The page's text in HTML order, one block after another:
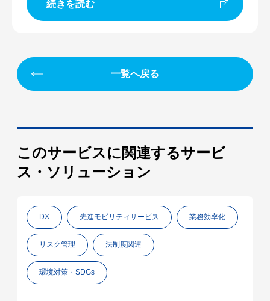
続きを読む
一覧へ戻る
このサービスに関連するサービ
ス・ソリューション
DX 先進モビリティサービス 業務効率化
リスク管理 法制度関連
環境対策・SDGs